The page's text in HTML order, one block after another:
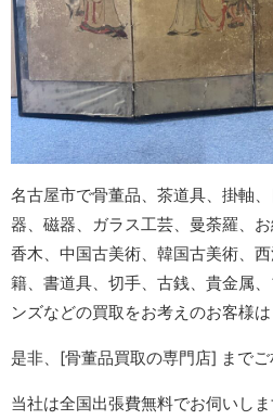
名古屋市で骨董品、茶道具、掛軸
器、磁器、ガラス工芸、曼荼羅、お
香木、中国古美術、韓国古美術、
籍、書道具、切手、古銭、貴金属
ンズなどの買取をお考えのお客様は
是非、[骨董品買取の専門店] までご
当社は全国出張費無料でお伺いし